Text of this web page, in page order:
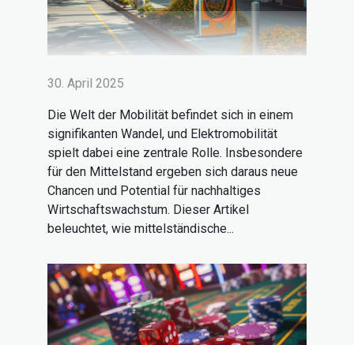
30. April 2025
Die Welt der Mobilität befindet sich in einem
signifikanten Wandel, und Elektromobilität
spielt dabei eine zentrale Rolle. Insbesondere
für den Mittelstand ergeben sich daraus neue
Chancen und Potential für nachhaltiges
Wirtschaftswachstum. Dieser Artikel
beleuchtet, wie mittelständische...